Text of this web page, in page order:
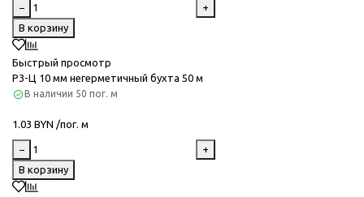
−
+
В корзину
Быстрый просмотр
Р3-Ц 10 мм негерметичный бухта 50 м
В наличии 50 пог. м
1.03 BYN /пог. м
−
+
В корзину